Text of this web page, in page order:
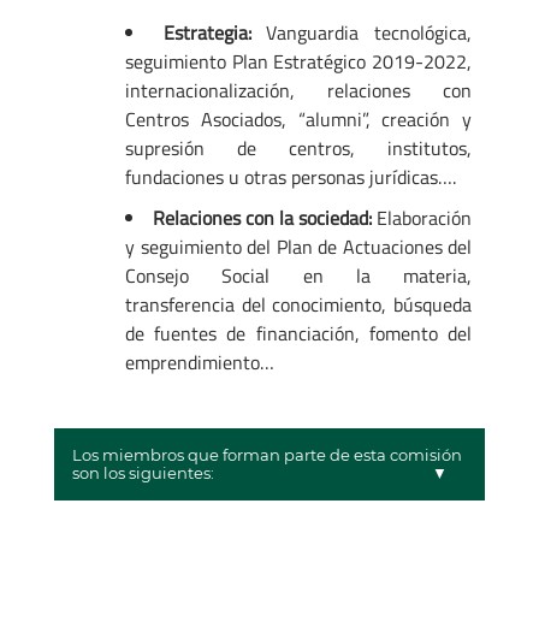
Estrategia:Vanguardia tecnológica,
seguimiento Plan Estratégico 2019-2022,
internacionalización, relaciones con
Centros Asociados, “alumni”, creación y
supresión de centros, institutos,
fundaciones u otras personas jurídicas….
Relaciones con la sociedad: Elaboración
y seguimiento del Plan de Actuaciones del
Consejo Social en la materia,
transferencia del conocimiento, búsqueda
de fuentes de financiación, fomento del
emprendimiento…
Los miembros que forman parte de esta comisión
son los siguientes: